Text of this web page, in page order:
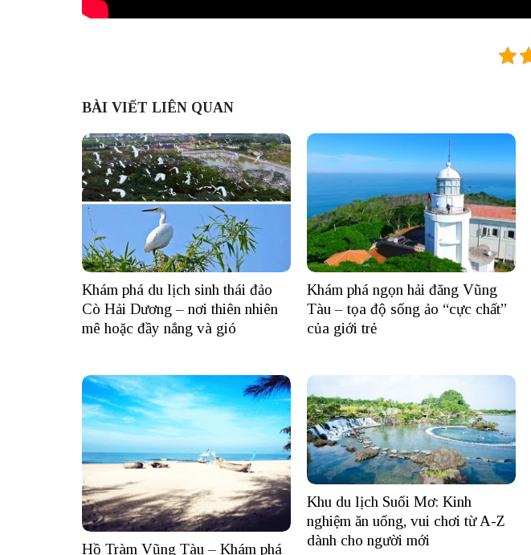
BÀI VIẾT LIÊN QUAN
Khám phá du lịch sinh thái đảo
Cò Hải Dương – nơi thiên nhiên
mê hoặc đầy nắng và gió
Khám phá ngọn hải đăng Vũng
Tàu – tọa độ sống ảo “cực chất”
của giới trẻ
Hồ Tràm Vũng Tàu – Khám phá
Khu du lịch Suối Mơ: Kinh
nghiệm ăn uống, vui chơi từ A-Z
dành cho người mới